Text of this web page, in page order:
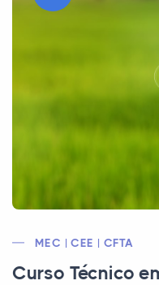
MEC | CEE | CFTA
Curso Técnico